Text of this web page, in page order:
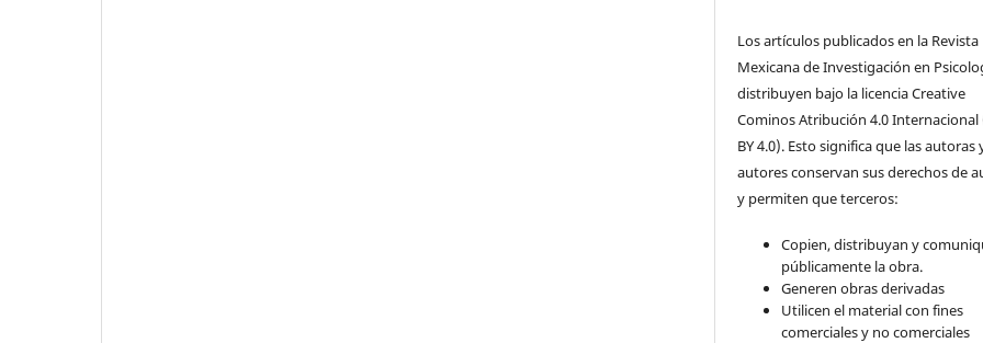
Los artículos publicados en la Revista
Mexicana de Investigación en
distribuyen bajo la licencia Creative
Cominos Atribución 4.0 Internacional
BY 4.0). Esto significa que las autoras
autores conservan sus derechos de
y permiten que terceros:
Copien, distribuyan y
públicamente la obra.
Generen obras derivadas
Utilicen el material con fines
comerciales y no comerciales